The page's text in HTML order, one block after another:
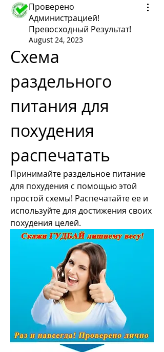
Проверено
Администрацией!
Превосходный Результат!
August 24, 2023
Схема
раздельного
питания для
похудения
распечатать
Принимайте раздельное питание
для похудения с помощью этой
простой схемы! Распечатайте ее и
используйте для достижения своих
похудения целей.